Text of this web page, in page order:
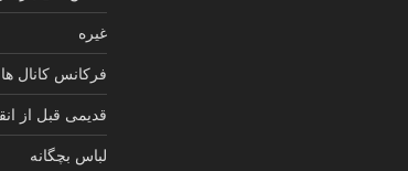
غیره
فرکانس کانال
قدیمی قبل از
لباس بچگانه